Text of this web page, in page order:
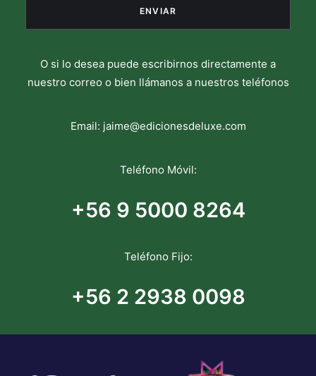
O si lo desea puede escribirnos directamente a
nuestro correo o bien llámanos a nuestros teléfonos
Email: jaime@edicionesdeluxe.com
Teléfono Móvil:
+56 9 5000 8264
Teléfono Fijo:
+56 2 2938 0098